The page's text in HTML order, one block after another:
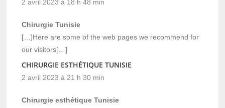
2 avril 2023 à 18 h 48 min
Chirurgie Tunisie
[…]Here are some of the web pages we recommend for
our visitors[…]
CHIRURGIE ESTHÉTIQUE TUNISIE
2 avril 2023 à 21 h 30 min
Chirurgie esthétique Tunisie